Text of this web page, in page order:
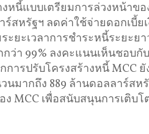
งหนี้แบบเตรียมการล่วงหน้า
สหรัฐฯ ลดค่าใช้จ่ายดอกเบี้ย
ะยะเวลาการชำระหนี้ระยะ
กว่า 99% ลงคะแนนเห็นชอบ
การปรับโครงสร้างหนี้ MCC
มากถึง 889 ล้านดอลลาร์สห
MCC เพื่อสนับสนุนการเติบ